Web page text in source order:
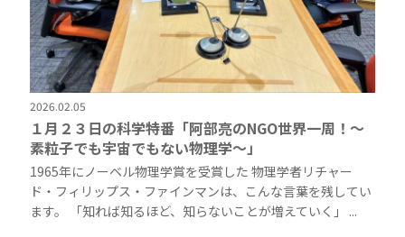
2026.02.05
１月２３日の科学特番「阿部亮のNGO世界一周！～
素粒子でも宇宙でもない物理学～」
1965年にノーベル物理学賞を受賞した 物理学者リチャー
ド・フィリップス・ファインマンは、こんな言葉を残してい
ます。 「知れば知るほど、知らないことが増えていく」 ...